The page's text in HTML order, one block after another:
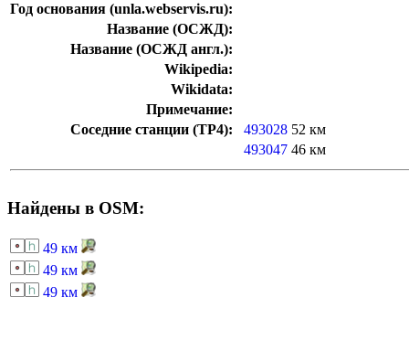
Год основания (unla.webservis.ru):
Название (ОСЖД):
Название (ОСЖД англ.):
Wikipedia:
Wikidata:
Примечание:
Соседние станции (ТР4):
493028 52 км
493047 46 км
Найдены в OSM:
49 км
49 км
49 км